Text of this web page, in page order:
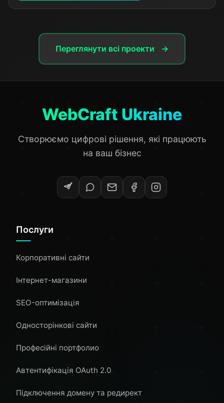
Переглянути всі проекти
WebCraft Ukraine
Створюємо цифрові рішення, які працюють
на ваш бізнес
Послуги
Корпоративні сайти
Інтернет-магазини
SEO-оптимізація
Односторінкові сайти
Професійні портфолио
Автентифікація OAuth 2.0
Підключення домену та редирект